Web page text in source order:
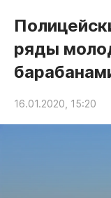
Обнинск
Новости
Статьи
Народные
Авто и
ряды
16.01.2020, 15:20